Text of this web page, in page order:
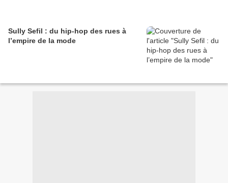
Sully Sefil : du hip-hop des rues à
l’empire de la mode